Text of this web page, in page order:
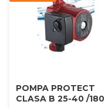
POMPA PROTECT
CLASA B 25-40 /180